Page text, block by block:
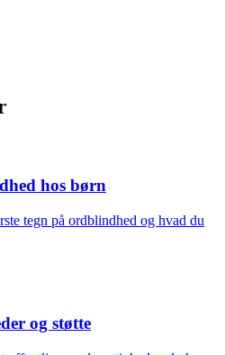
hos børn
tegn på ordblindhed og hvad du
og støtte